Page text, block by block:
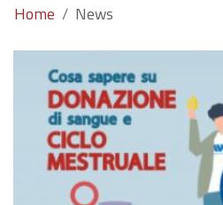
Home News